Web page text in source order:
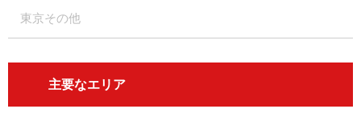
東京その他
主要なエリア